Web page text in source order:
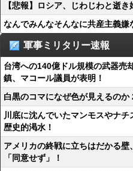
【悲報】ロシア、じわじわと逝き
なんでみんなそんなに共産主義嫌
軍事ミリタリー速報
台湾への140億ドル規模の武器
鎮、マコール議員が表明！
白黒のコマになぜ色が見えるのか
川底に沈んでいたマンモスやナ
歴史的渇水！
アメリカの終戦に立ちはだかる
「同意せず」！